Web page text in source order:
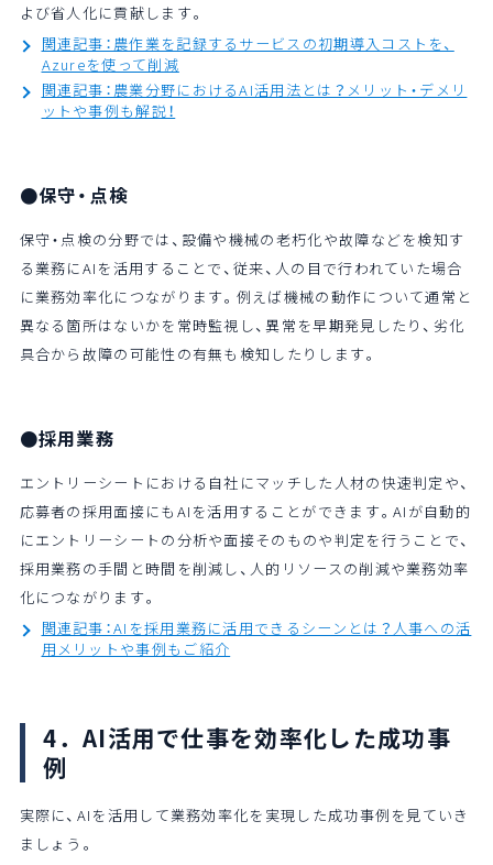
よび省人化に貢献します。
関連記事：農作業を記録するサービスの初期導入コストを、
Azureを使って削減
関連記事：農業分野におけるAI活用法とは？メリット・デメリ
ットや事例も解説！
●保守・点検
保守・点検の分野では、設備や機械の老朽化や故障などを検知す
る業務にAIを活用することで、従来、人の目で行われていた場合
に業務効率化につながります。例えば機械の動作について通常と
異なる箇所はないかを常時監視し、異常を早期発見したり、劣化
具合から故障の可能性の有無も検知したりします。
●採用業務
エントリーシートにおける自社にマッチした人材の快速判定や、
応募者の採用面接にもAIを活用することができます。AIが自動的
にエントリーシートの分析や面接そのものや判定を行うことで、
採用業務の手間と時間を削減し、人的リソースの削減や業務効率
化につながります。
関連記事：AIを採用業務に活用できるシーンとは？人事への活
用メリットや事例もご紹介
4．AI活用で仕事を効率化した成功事
例
実際に、AIを活用して業務効率化を実現した成功事例を見ていき
ましょう。